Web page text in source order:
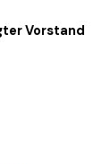
Vorstand